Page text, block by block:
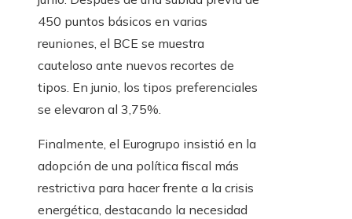
450 puntos básicos en varias
reuniones, el BCE se muestra
cauteloso ante nuevos recortes de
tipos. En junio, los tipos preferenciales
se elevaron al 3,75%.
Finalmente, el Eurogrupo insistió en la
adopción de una política fiscal más
restrictiva para hacer frente a la crisis
energética, destacando la necesidad